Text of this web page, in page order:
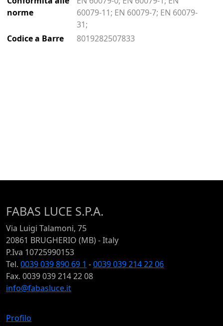
norme
60079-11; EN 60079-7; EN 60079-
31;
Codice a Barre
8019282507833
FABAS LUCE S.P.A.
Via Luigi Talamoni, 75
20861 BRUGHERIO (MB) - Italy
P.Iva 10725990153
Tel. 0039 039 890 69 1 -0039 039 214 22 06
Fax. 0039 039 214 22 08
info@fabasluce.it
Profilo